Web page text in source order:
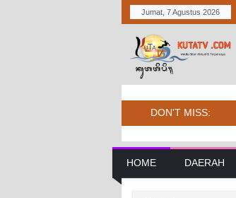
Jumat, 7 Agustus 2026
DON'T MISS:
Main Navigation
HOME DAERAH